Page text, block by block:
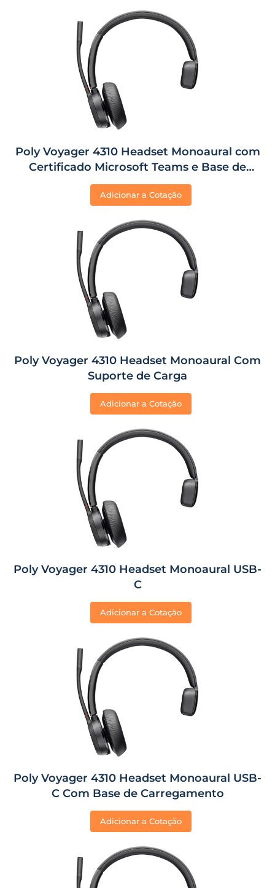
Poly Voyager 4310 Headset Monoaural com
Certificado Microsoft Teams e Base de
Carregamento
Adicionar a Cotação
Poly Voyager 4310 Headset Monoaural Com
Suporte de Carga
Adicionar a Cotação
Poly Voyager 4310 Headset Monoaural USB-
C
Adicionar a Cotação
Poly Voyager 4310 Headset Monoaural USB-
C Com Base de Carregamento
Adicionar a Cotação